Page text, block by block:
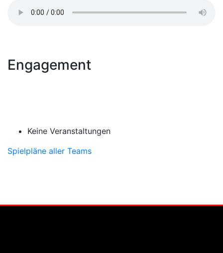
Engagement
Keine Veranstaltungen
Spielpläne aller Teams